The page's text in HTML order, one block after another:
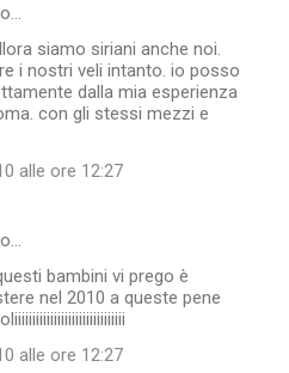
siamo siriani anche noi.
i nostri veli intanto. io posso
dalla mia esperienza
con gli stessi mezzi e
alle ore 12:27
bambini vi prego è
nel 2010 a queste pene
alle ore 12:27